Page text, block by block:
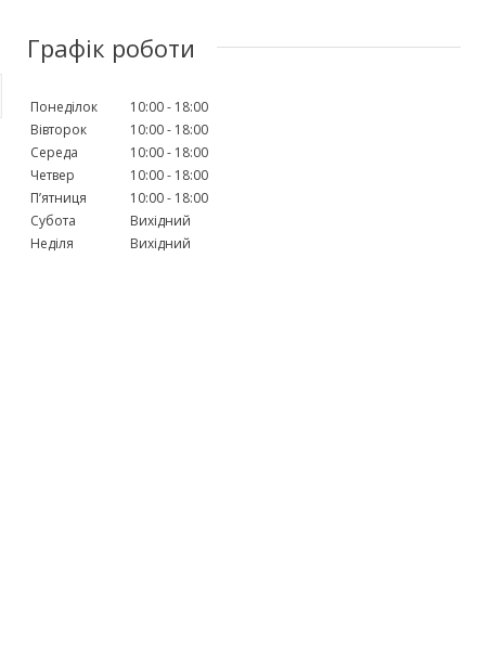
Графік роботи
Понеділок 10:00
18:00
Вівторок
10:00
18:00
Середа
10:00
18:00
Четвер
10:00
18:00
Пʼятниця
10:00
18:00
Субота
Вихідний
Неділя
Вихідний